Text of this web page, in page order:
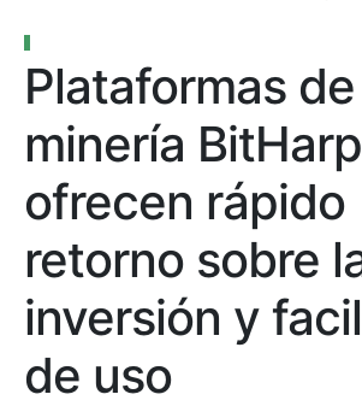
Plataformas de
minería BitHarp
ofrecen rápido
retorno sobre
inversión y
de uso